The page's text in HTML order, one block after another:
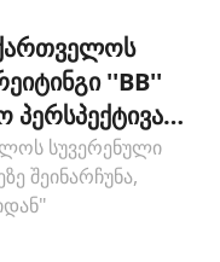
''BB''
პერსპექტივა
სუვერენული
შეინარჩუნა,